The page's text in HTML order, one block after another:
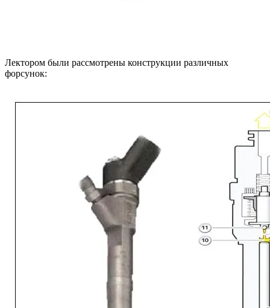
Лектором были рассмотрены конструкции различных
форсунок: